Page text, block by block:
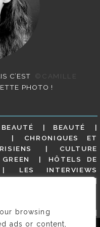
browsing
ads or content,
C’EST
©CAMILLE
PHOTO !
BEAUTÉ
CHRONIQUES ET
CULTURE
HÔTELS DE
LES INTERVIEWS
CLASSÉ
RESTAURANTS
SIOU PLAIT